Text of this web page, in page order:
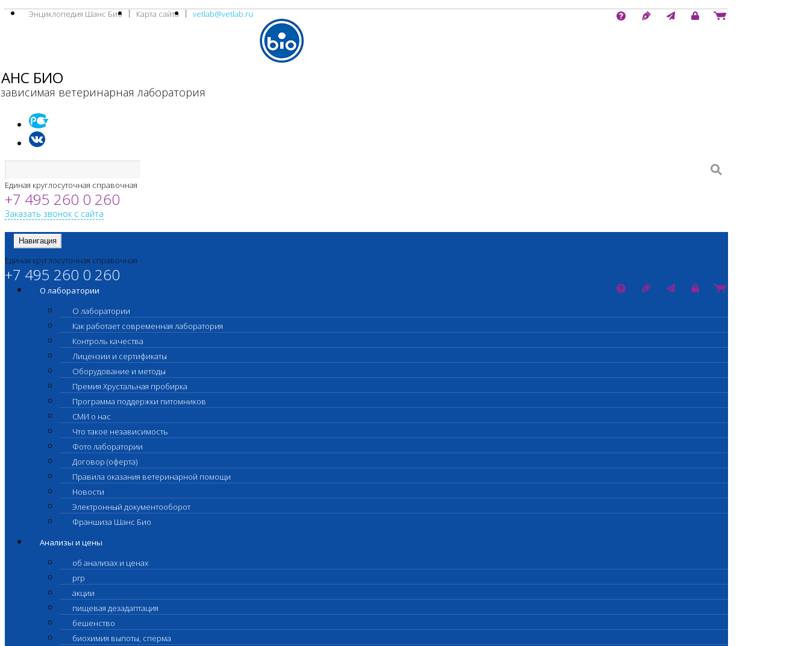
Энциклопедия Шанс Био Карта сайта vetlab@vetlab.ru
БИО
ветеринарная лаборатория
Единая круглосуточная справочная
+7 495 260 0 260
Заказать звонок с сайта
Навигация
Единая круглосуточная справочная
+7 495 260 0 260
О лаборатории
О лаборатории
Как работает современная лаборатория
Контроль качества
Лицензии и сертификаты
Оборудование и методы
Премия Хрустальная пробирка
Программа поддержки питомников
СМИ о нас
Что такое независимость
Фото лаборатории
Договор (оферта)
Правила оказания ветеринарной помощи
Новости
Электронный документооборот
Франшиза Шанс Био
Анализы и цены
об анализах и ценах
prp
акции
пищевая дезадаптация
бешенство
биохимия выпоты, сперма